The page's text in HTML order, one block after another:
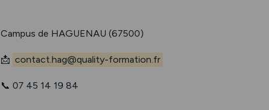
Campus de HAGUENAU (67500)
📩 contact.hag@quality-formation.fr
📞 07 45 14 19 84